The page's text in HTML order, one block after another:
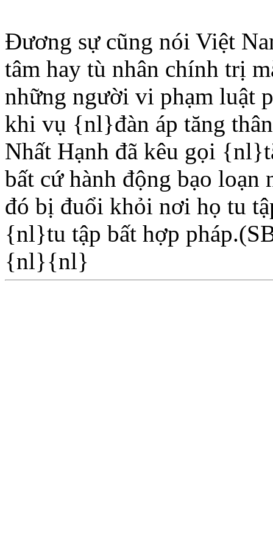
Ðương sự cũng nói Việt
tâm hay tù nhân chính trị
những người vi phạm luật
khi vụ {nl}đàn áp tăng
Nhất Hạnh đã kêu gọi
bất cứ hành động bạo
đó bị đuổi khỏi nơi họ tu
{nl}tu tập bất hợp
{nl}{nl}